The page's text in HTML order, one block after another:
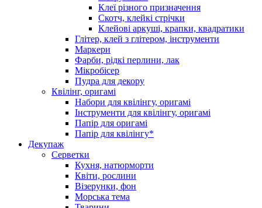
Клеї різного призначення
Скотч, клейкі стрічки
Клейові аркуші, крапки, квадратики
Глітер, клей з глітером, інструменти
Маркери
Фарби, рідкі перлини, лак
Мікробісер
Пудра для декору
Квілінг, оригамі
Набори для квілінгу, оригамі
Інструменти для квілінгу, оригамі
Папір для оригамі
Папір для квілінгу*
Декупаж
Серветки
Кухня, натюрморти
Квіти, рослини
Візерунки, фон
Морська тема